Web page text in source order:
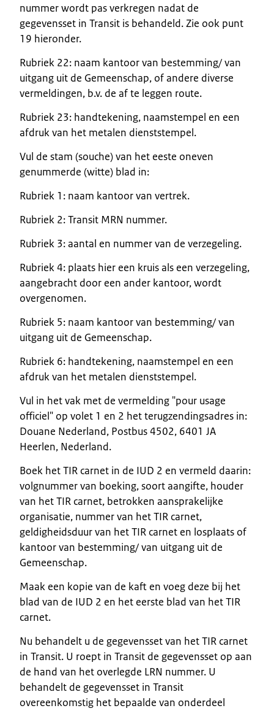
nummer wordt pas verkregen nadat de
gegevensset in Transit is behandeld. Zie ook punt
19 hieronder.
Rubriek 22: naam kantoor van bestemming/ van
uitgang uit de Gemeenschap, of andere diverse
vermeldingen, b.v. de af te leggen route.
Rubriek 23: handtekening, naamstempel en een
afdruk van het metalen dienststempel.
Vul de stam (souche) van het eeste oneven
genummerde (witte) blad in:
Rubriek 1: naam kantoor van vertrek.
Rubriek 2: Transit MRN nummer.
Rubriek 3: aantal en nummer van de verzegeling.
Rubriek 4: plaats hier een kruis als een verzegeling,
aangebracht door een ander kantoor, wordt
overgenomen.
Rubriek 5: naam kantoor van bestemming/ van
uitgang uit de Gemeenschap.
Rubriek 6: handtekening, naamstempel en een
afdruk van het metalen dienststempel.
Vul in het vak met de vermelding "pour usage
officiel" op volet 1 en 2 het terugzendingsadres in:
Douane Nederland, Postbus 4502, 6401 JA
Heerlen, Nederland.
Boek het TIR carnet in de IUD 2 en vermeld daarin:
volgnummer van boeking, soort aangifte, houder
van het TIR carnet, betrokken aansprakelijke
organisatie, nummer van het TIR carnet,
geldigheidsduur van het TIR carnet en losplaats of
kantoor van bestemming/ van uitgang uit de
Gemeenschap.
Maak een kopie van de kaft en voeg deze bij het
blad van de IUD 2 en het eerste blad van het TIR
carnet.
Nu behandelt u de gegevensset van het TIR carnet
in Transit. U roept in Transit de gegevensset op aan
de hand van het overlegde LRN nummer. U
behandelt de gegevensset in Transit
overeenkomstig het bepaalde van onderdeel